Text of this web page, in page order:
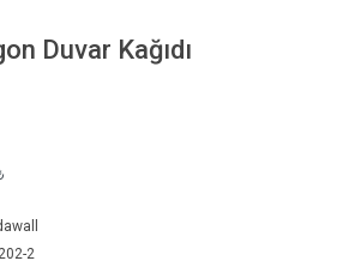
Duvar Kağıdı
2